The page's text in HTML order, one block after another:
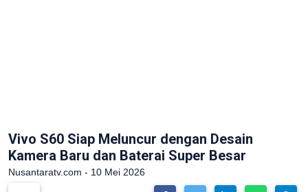
Vivo S60 Siap Meluncur dengan Desain
Kamera Baru dan Baterai Super Besar
Nusantaratv.com - 10 Mei 2026